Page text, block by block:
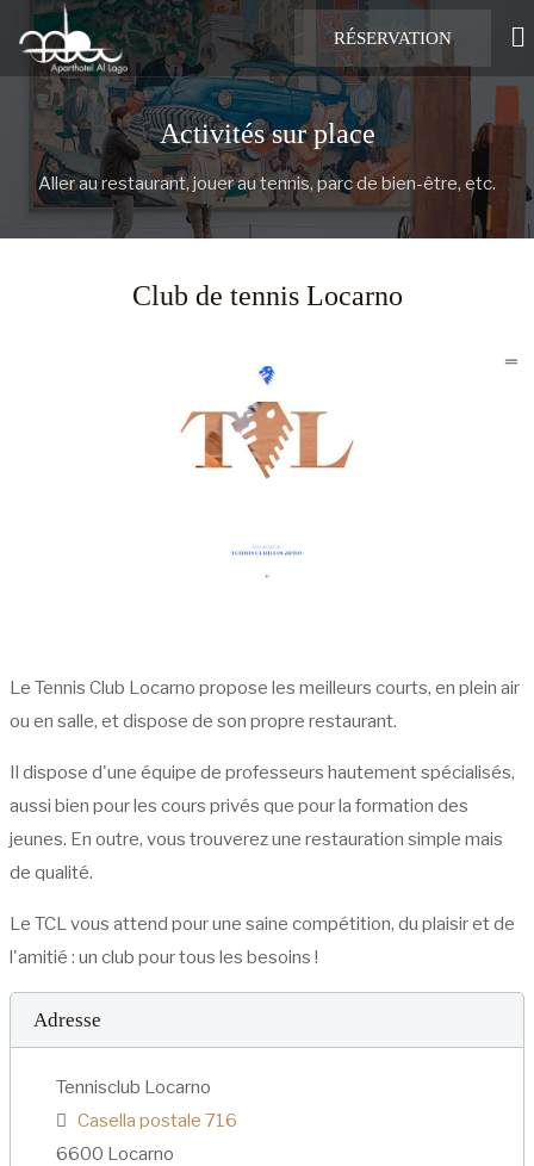
RÉSERVATION
Activités sur place
Aller au restaurant, jouer au tennis, parc de bien-être, etc.
Club de tennis Locarno
Le Tennis Club Locarno propose les meilleurs courts, en plein air
ou en salle, et dispose de son propre restaurant.
Il dispose d'une équipe de professeurs hautement spécialisés,
aussi bien pour les cours privés que pour la formation des
jeunes. En outre, vous trouverez une restauration simple mais
de qualité.
Le TCL vous attend pour une saine compétition, du plaisir et de
l'amitié : un club pour tous les besoins !
Adresse
Tennisclub Locarno
Casella postale 716
6600 Locarno